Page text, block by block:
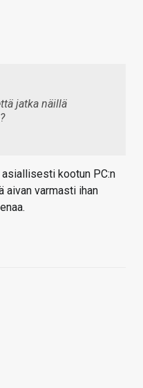
jatka näillä
asiallisesti kootun PC:n
aivan varmasti ihan